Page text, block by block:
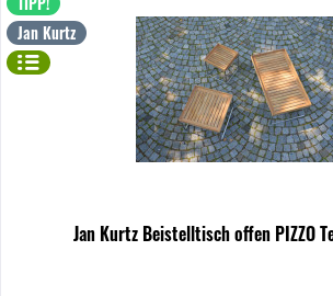
Jan Kurtz
Jan Kurtz Beistelltisch offen PIZZO